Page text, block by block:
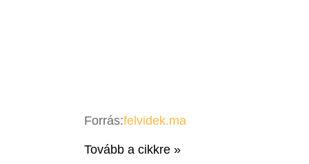
Forrás:felvidek.ma
Tovább a cikkre »